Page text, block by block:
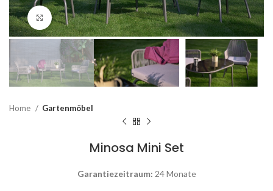
Klick zum Vergrößern
Home Gartenmöbel
Minosa Mini Set
Garantiezeitraum: 24 Monate